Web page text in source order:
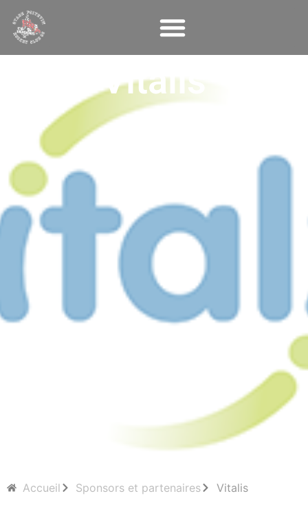
Vitalis
Accueil Sponsors et partenaires Vitalis
Panneau de gestion des cookies